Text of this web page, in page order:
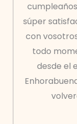
súper
con
todo
desde el